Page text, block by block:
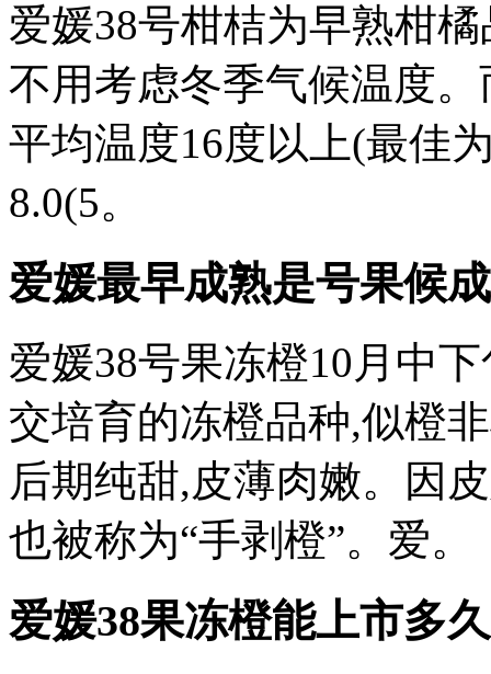
爱媛38号柑桔为早熟柑
不用考虑冬季气候温度
平均温度16度以上(最佳
8.0(5。
爱媛最早成熟是号果候
爱媛38号果冻橙10月中
交培育的冻橙品种,似橙
后期纯甜,皮薄肉嫩。因
也被称为“手剥橙”。爱。
爱媛38果冻橙能上市多